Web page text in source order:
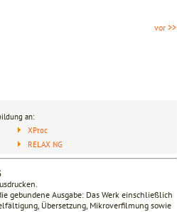
vor >>
an:
XProc
RELAX NG
gebundene Ausgabe: Das Werk einschließlich
Übersetzung, Mikroverfilmung sowie